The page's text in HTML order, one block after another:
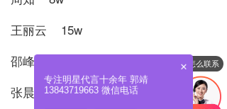
王丽云 15w
邵峰 12w
张晨光 25
怎么联系
×
专注明星代言十余年 郭靖
13843719663 微信电话